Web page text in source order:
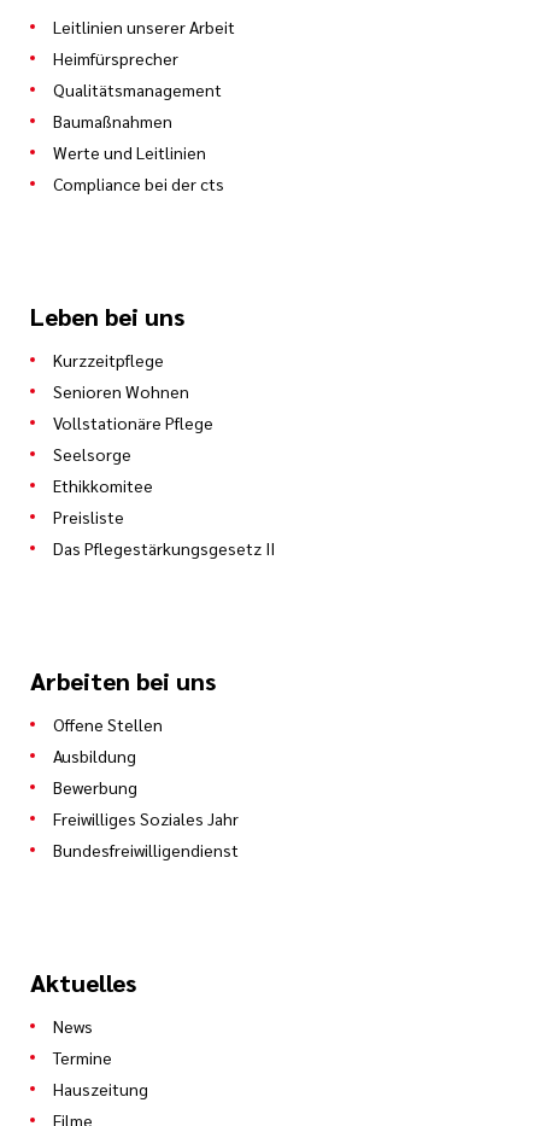
Leitlinien unserer Arbeit
Heimfürsprecher
Qualitätsmanagement
Baumaßnahmen
Werte und Leitlinien
Compliance bei der cts
Leben bei uns
Kurzzeitpflege
Senioren Wohnen
Vollstationäre Pflege
Seelsorge
Ethikkomitee
Preisliste
Das Pflegestärkungsgesetz II
Arbeiten bei uns
Offene Stellen
Ausbildung
Bewerbung
Freiwilliges Soziales Jahr
Bundesfreiwilligendienst
Aktuelles
News
Termine
Hauszeitung
Filme